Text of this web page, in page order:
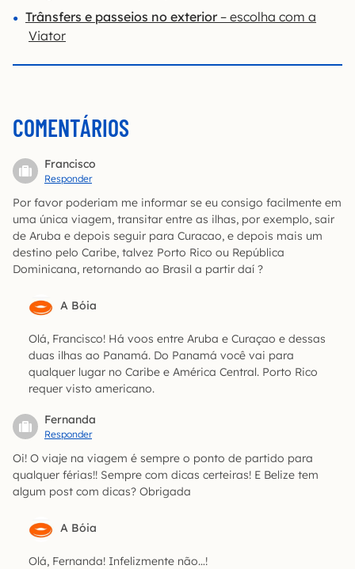
Trânsfers e passeios no exterior – escolha com a
Viator
COMENTÁRIOS
Francisco
Responder
Por favor poderiam me informar se eu consigo facilmente em
uma única viagem, transitar entre as ilhas, por exemplo, sair
de Aruba e depois seguir para Curacao, e depois mais um
destino pelo Caribe, talvez Porto Rico ou República
Dominicana, retornando ao Brasil a partir daí ?
A Bóia
Olá, Francisco! Há voos entre Aruba e Curaçao e dessas
duas ilhas ao Panamá. Do Panamá você vai para
qualquer lugar no Caribe e América Central. Porto Rico
requer visto americano.
Fernanda
Responder
Oi! O viaje na viagem é sempre o ponto de partido para
qualquer férias!! Sempre com dicas certeiras! E Belize tem
algum post com dicas? Obrigada
A Bóia
Olá, Fernanda! Infelizmente não…!